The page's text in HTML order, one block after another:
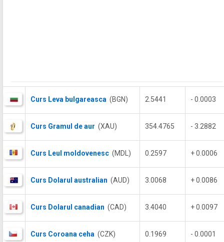
Curs Leva bulgareasca (BGN) 2.5441 - 0.0003
Curs Gramul de aur (XAU) 354.4765 - 3.2882
Curs Leul moldovenesc (MDL) 0.2597 + 0.0006
Curs Dolarul australian (AUD) 3.0068 + 0.0086
Curs Dolarul canadian (CAD) 3.4040 + 0.0097
Curs Coroana ceha (CZK) 0.1969 - 0.0001